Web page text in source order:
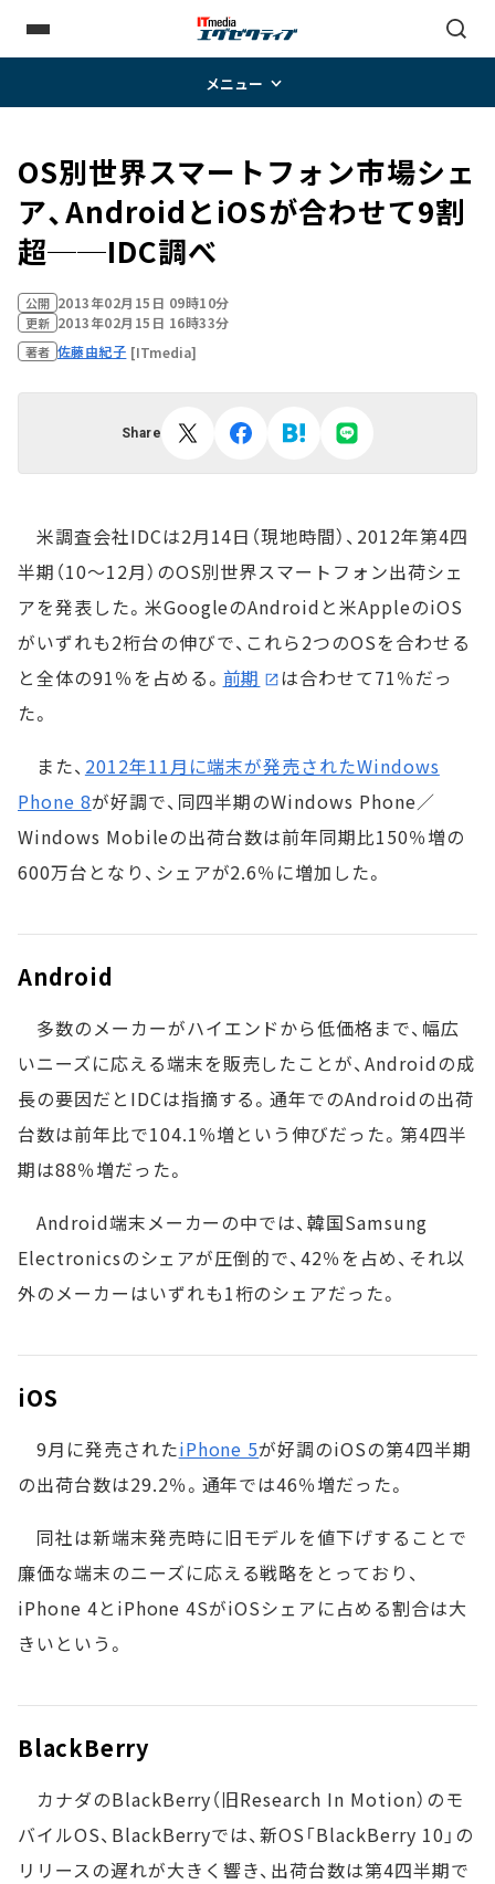
メニュー
OS別世界スマートフォン市場シェ
ア、AndroidとiOSが合わせて9割
超──IDC調べ
公開 2013年02月15日 09時10分
更新 2013年02月15日 16時33分
著者 佐藤由紀子 [ITmedia]
Share
米調査会社IDCは2月14日（現地時間）、2012年第4四
半期（10～12月）のOS別世界スマートフォン出荷シェ
アを発表した。米GoogleのAndroidと米AppleのiOS
がいずれも2桁台の伸びで、これら2つのOSを合わせる
と全体の91％を占める。 前期
は合わせて71％だっ
た。
また、 2012年11月に端末が発売されたWindows
Phone 8が好調で、同四半期のWindows Phone／
Windows Mobileの出荷台数は前年同期比150％増の
600万台となり、シェアが2.6％に増加した。
Android
多数のメーカーがハイエンドから低価格まで、幅広
いニーズに応える端末を販売したことが、Androidの成
長の要因だとIDCは指摘する。通年でのAndroidの出荷
台数は前年比で104.1％増という伸びだった。第4四半
期は88％増だった。
Android端末メーカーの中では、韓国Samsung
Electronicsのシェアが圧倒的で、42％を占め、それ以
外のメーカーはいずれも1桁のシェアだった。
iOS
9月に発売されたiPhone 5が好調のiOSの第4四半期
の出荷台数は29.2％。通年では46％増だった。
同社は新端末発売時に旧モデルを値下げすることで
廉価な端末のニーズに応える戦略をとっており、
iPhone 4とiPhone 4SがiOSシェアに占める割合は大
きいという。
BlackBerry
カナダのBlackBerry（旧Research In Motion）のモ
バイルOS、BlackBerryでは、新OS「BlackBerry 10」の
リリースの遅れが大きく響き、出荷台数は第4四半期で